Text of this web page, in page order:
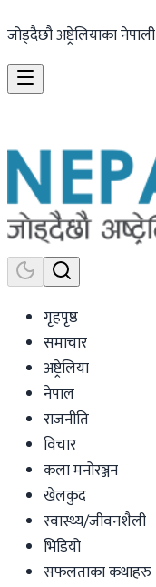
जोड्दैछौ अष्ट्रेलियाका नेपाली
गृहपृष्ठ
समाचार
अष्ट्रेलिया
नेपाल
राजनीति
विचार
कला मनोरञ्जन
खेलकुद
स्वास्थ्य/जीवनशैली
भिडियो
सफलताका कथाहरु